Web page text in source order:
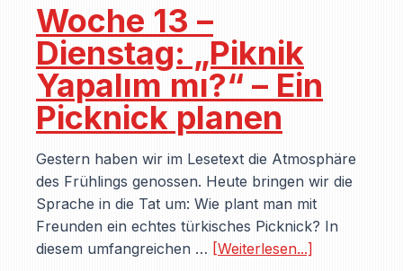
Woche 13 –
Dienstag: „Piknik
Yapalım mı?“ – Ein
Picknick planen
Gestern haben wir im Lesetext die Atmosphäre
des Frühlings genossen. Heute bringen wir die
Sprache in die Tat um: Wie plant man mit
Freunden ein echtes türkisches Picknick? In
diesem umfangreichen … [Weiterlesen...]